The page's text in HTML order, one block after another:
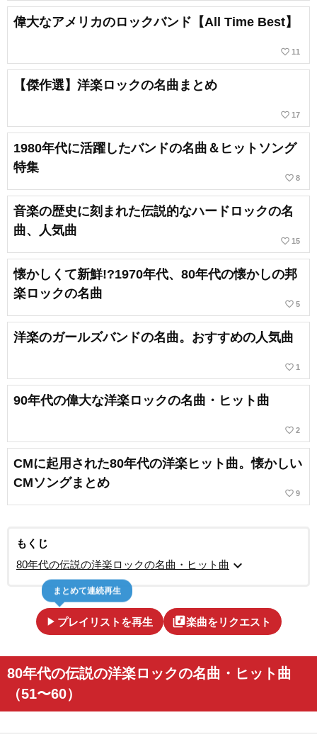
偉大なアメリカのロックバンド【All Time Best】
favorite_border 11
【傑作選】洋楽ロックの名曲まとめ
favorite_border 17
1980年代に活躍したバンドの名曲＆ヒットソング
特集
favorite_border 8
音楽の歴史に刻まれた伝説的なハードロックの名
曲、人気曲
favorite_border 15
懐かしくて新鮮!?1970年代、80年代の懐かしの邦
楽ロックの名曲
favorite_border 5
洋楽のガールズバンドの名曲。おすすめの人気曲
favorite_border 1
90年代の偉大な洋楽ロックの名曲・ヒット曲
favorite_border 2
CMに起用された80年代の洋楽ヒット曲。懐かしい
CMソングまとめ
favorite_border 9
もくじ
80年代の伝説の洋楽ロックの名曲・ヒット曲 expand_more
play_arrow プレイリストを再生
まとめて連続再生
library_music楽曲をリクエスト
80年代の伝説の洋楽ロックの名曲・ヒット曲
（51〜60）